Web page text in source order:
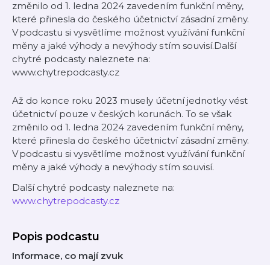
změnilo od 1. ledna 2024 zavedením funkční měny,
které přinesla do českého účetnictví zásadní změny.
V podcastu si vysvětlíme možnost využívání funkční
měny a jaké výhody a nevýhody s tím souvisí.Další
chytré podcasty naleznete na:
www.chytrepodcasty.cz
Až do konce roku 2023 musely účetní jednotky vést
účetnictví pouze v českých korunách. To se však
změnilo od 1. ledna 2024 zavedením funkční měny,
které přinesla do českého účetnictví zásadní změny.
V podcastu si vysvětlíme možnost využívání funkční
měny a jaké výhody a nevýhody s tím souvisí.
Další chytré podcasty naleznete na:
www.chytrepodcasty.cz
Popis podcastu
Informace, co mají zvuk